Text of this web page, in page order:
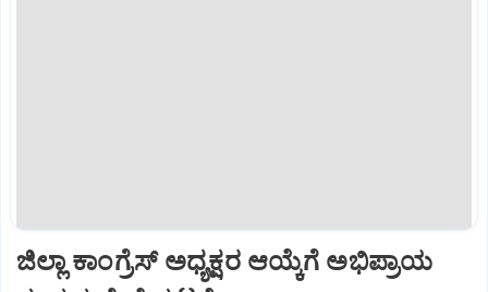
ಜಿಲ್ಲಾ ಕಾಂಗ್ರೆಸ್ ಅಧ್ಯಕ್ಷರ ಆಯ್ಕೆಗೆ ಅಭಿಪ್ರಾಯ